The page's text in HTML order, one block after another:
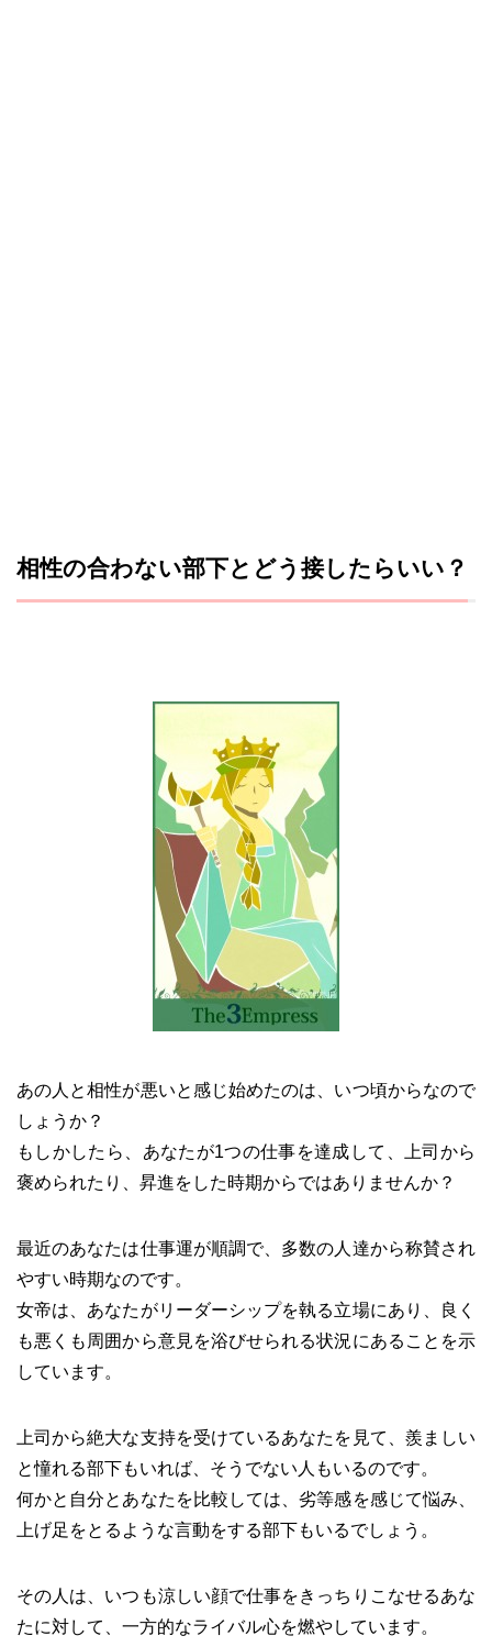
相性の合わない部下とどう接したらいい？
あの人と相性が悪いと感じ始めたのは、いつ頃からなので
しょうか？
もしかしたら、あなたが1つの仕事を達成して、上司から
褒められたり、昇進をした時期からではありませんか？
最近のあなたは仕事運が順調で、多数の人達から称賛され
やすい時期なのです。
女帝は、あなたがリーダーシップを執る立場にあり、良く
も悪くも周囲から意見を浴びせられる状況にあることを示
しています。
上司から絶大な支持を受けているあなたを見て、羨ましい
と憧れる部下もいれば、そうでない人もいるのです。
何かと自分とあなたを比較しては、劣等感を感じて悩み、
上げ足をとるような言動をする部下もいるでしょう。
その人は、いつも涼しい顔で仕事をきっちりこなせるあな
たに対して、一方的なライバル心を燃やしています。